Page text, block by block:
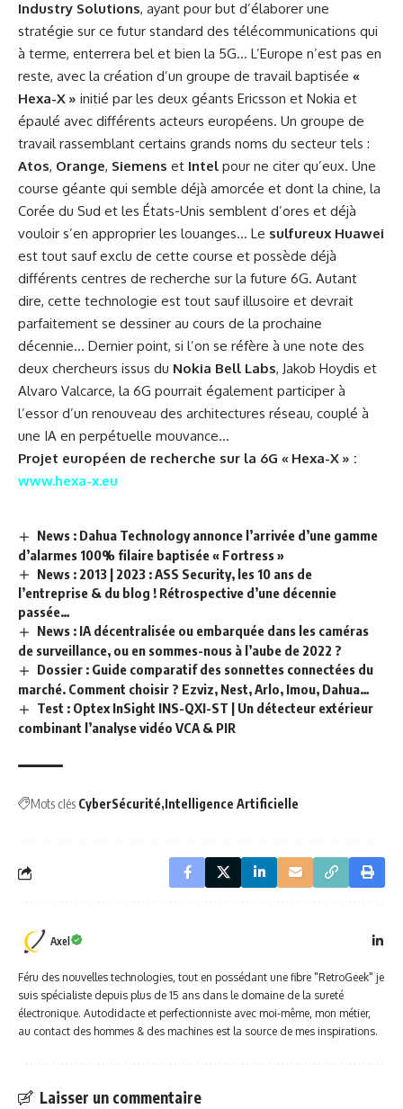
Industry Solutions, ayant pour but d’élaborer une
stratégie sur ce futur standard des télécommunications qui
à terme, enterrera bel et bien la 5G… L’Europe n’est pas en
reste, avec la création d’un groupe de travail baptisée «
Hexa-X » initié par les deux géants Ericsson et Nokia et
épaulé avec différents acteurs européens. Un groupe de
travail rassemblant certains grands noms du secteur tels :
Atos, Orange, Siemens et Intel pour ne citer qu’eux. Une
course géante qui semble déjà amorcée et dont la chine, la
Corée du Sud et les États-Unis semblent d’ores et déjà
vouloir s’en approprier les louanges… Le sulfureux Huawei
est tout sauf exclu de cette course et possède déjà
différents centres de recherche sur la future 6G. Autant
dire, cette technologie est tout sauf illusoire et devrait
parfaitement se dessiner au cours de la prochaine
décennie… Dernier point, si l’on se réfère à une note des
deux chercheurs issus du Nokia Bell Labs, Jakob Hoydis et
Alvaro Valcarce, la 6G pourrait également participer à
l’essor d’un renouveau des architectures réseau, couplé à
une IA en perpétuelle mouvance…
Projet européen de recherche sur la 6G « Hexa-X » :
www.hexa-x.eu
News : Dahua Technology annonce l’arrivée d’une gamme
d’alarmes 100% filaire baptisée « Fortress »
News : 2013 | 2023 : ASS Security, les 10 ans de
l’entreprise & du blog ! Rétrospective d’une décennie
passée…
News : IA décentralisée ou embarquée dans les caméras
de surveillance, ou en sommes-nous à l’aube de 2022 ?
Dossier : Guide comparatif des sonnettes connectées du
marché. Comment choisir ? Ezviz, Nest, Arlo, Imou, Dahua…
Test : Optex InSight INS-QXI-ST | Un détecteur extérieur
combinant l’analyse vidéo VCA & PIR
Mots clés CyberSécurité Intelligence Artificielle
Axel
Féru des nouvelles technologies, tout en possédant une fibre "RetroGeek" je
suis spécialiste depuis plus de 15 ans dans le domaine de la sureté
électronique. Autodidacte et perfectionniste avec moi-même, mon métier,
au contact des hommes & des machines est la source de mes inspirations.
Laisser un commentaire